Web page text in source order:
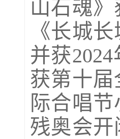
山石魂
《长城
并获
获第十
际合唱
残奥会